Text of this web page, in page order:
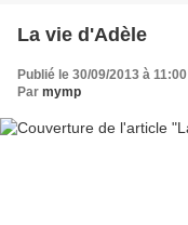
La vie d'Adèle
Publié le 30/09/2013 à 11:00
Par mymp